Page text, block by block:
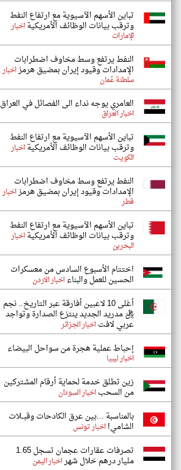
تباين الأسهم الآسيوية مع ارتفاع النفط
وترقب بيانات الوظائف الأمريكيةاخبار
الإمارات
النفط يرتفع وسط مخاوف اضطرابات
الإمدادات وقيود إيران بمضيق هرمزاخبار
سلطنة عُمان
العامري يوجه نداء الى الفصائل في العراق
اخبار العراق
تباين الأسهم الآسيوية مع ارتفاع النفط
وترقب بيانات الوظائف الأمريكيةاخبار
الكويت
النفط يرتفع وسط مخاوف اضطرابات
الإمدادات وقيود إيران بمضيق هرمزاخبار
قطر
تباين الأسهم الآسيوية مع ارتفاع النفط
وترقب بيانات الوظائف الأمريكيةاخبار
البحرين
اختتام الأسبوع السادس من معسكرات
الحسين للعمل والبناءاخبار الاردن
أغلى 10 لاعبين أفارقة عبر التاريخ.. نجم
ريال مدريد الجديد ينتزع الصدارة وتواجد
عربي لافتاخبار الجزائر
إحباط عملية هجرة من سواحل البيضاء
اخبار ليبيا
زين تطلق خدمة لحماية أرقام المشتركين
من السحباخبار السودان
بالمناسبة ...بين عرق الكادحات وقبــلات
الشامي!اخبار تونس
تصرفات عقارات عجمان تسجل 1.65
مليار درهم خلال شهراخبار اليمن